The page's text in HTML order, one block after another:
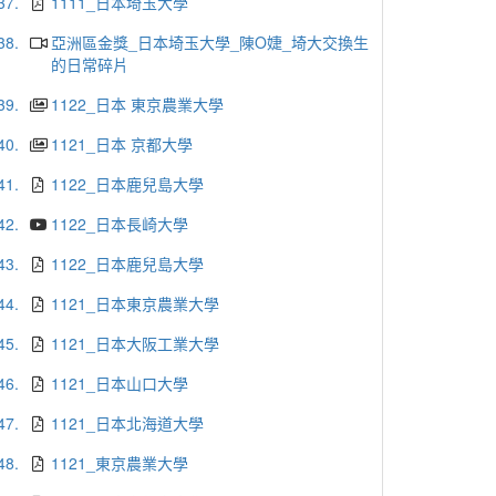
亞洲區金獎_日本埼玉大學_陳O婕_埼大交換生
的日常碎片
1122_日本 東京農業大學
1121_日本 京都大學
1122_日本鹿兒島大學
1122_日本長崎大學
1122_日本鹿兒島大學
1121_日本東京農業大學
1121_日本大阪工業大學
1121_日本山口大學
1121_日本北海道大學
1121_東京農業大學